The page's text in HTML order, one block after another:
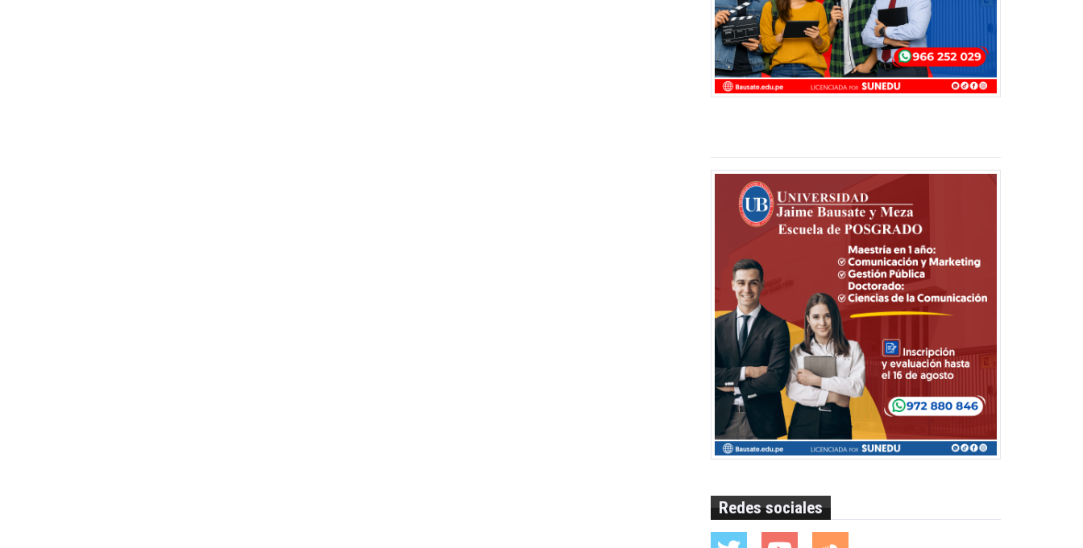
Redes sociales